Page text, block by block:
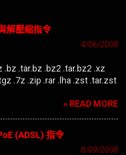
解壓縮指令
4/06/2008
.bz .tar.bz .bz2 .tar.bz2 .xz
.7z .zip .rar .lha .zst .tar.zst
» READ MORE
(ADSL) 指令
8/09/2008